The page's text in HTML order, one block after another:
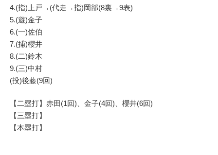
4.(指)上戸→(代走→指)岡部(8裏→9表)
5.(遊)金子
6.(一)佐伯
7.(捕)櫻井
8.(二)鈴木
9.(三)中村
(投)後藤(9回)
【二塁打】赤田(1回)、金子(4回)、櫻井(6回)
【三塁打】
【本塁打】